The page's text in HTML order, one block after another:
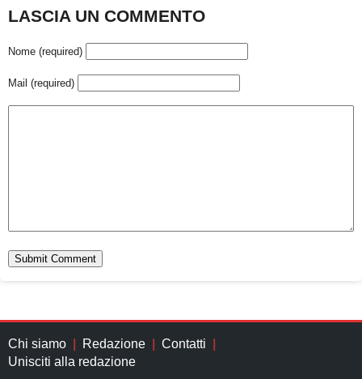
LASCIA UN COMMENTO
Nome (required)
Mail (required)
Chi siamo Redazione
Contatti
Unisciti alla redazione